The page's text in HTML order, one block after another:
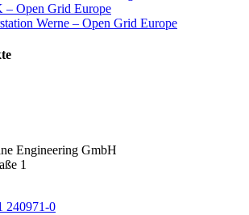
Open Grid Europe
Werne – Open Grid Europe
Engineering GmbH
1
240971-0